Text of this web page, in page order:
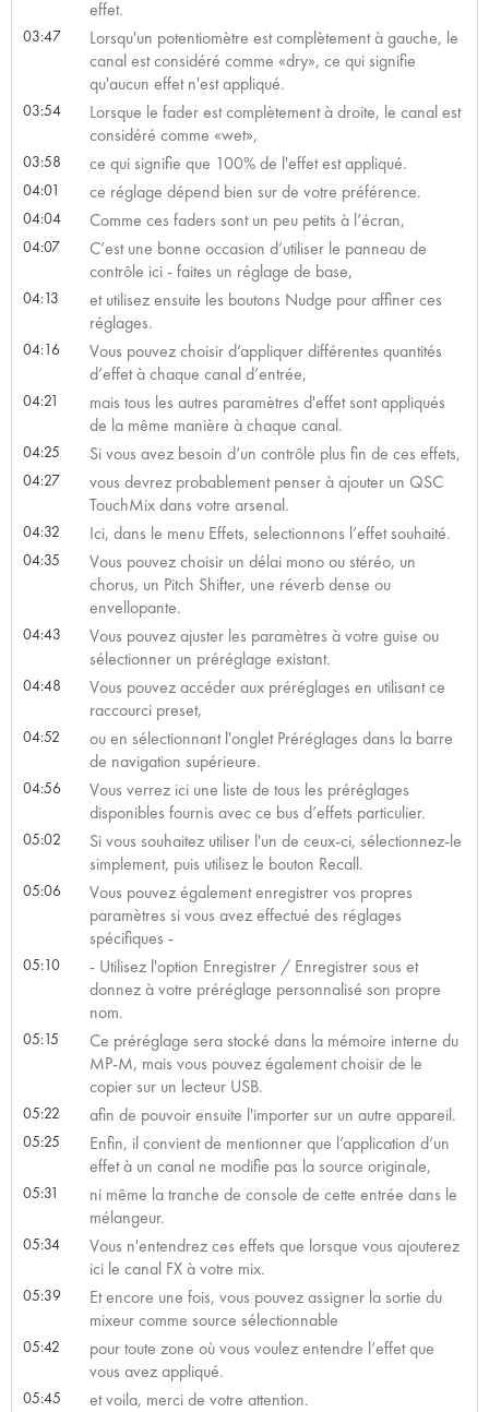
effet.
03:47
Lorsqu'un potentiomètre est complètement à gauche, le
canal est considéré comme «dry», ce qui signifie
qu'aucun effet n'est appliqué.
03:54
Lorsque le fader est complètement à droite, le canal est
considéré comme «wet»,
03:58 ce qui signifie que 100% de l'effet est appliqué.
04:01 ce réglage dépend bien sur de votre préférence.
04:04 Comme ces faders sont un peu petits à l’écran,
04:07
C’est une bonne occasion d’utiliser le panneau de
contrôle ici - faites un réglage de base,
04:13
et utilisez ensuite les boutons Nudge pour affiner ces
réglages.
04:16
Vous pouvez choisir d’appliquer différentes quantités
d’effet à chaque canal d’entrée,
04:21
mais tous les autres paramètres d'effet sont appliqués
de la même manière à chaque canal.
04:25 Si vous avez besoin d’un contrôle plus fin de ces effets,
04:27
vous devrez probablement penser à ajouter un QSC
TouchMix dans votre arsenal.
04:32 Ici, dans le menu Effets, selectionnons l’effet souhaité.
04:35
Vous pouvez choisir un délai mono ou stéréo, un
chorus, un Pitch Shifter, une réverb dense ou
envellopante.
04:43
Vous pouvez ajuster les paramètres à votre guise ou
sélectionner un préréglage existant.
04:48
Vous pouvez accéder aux préréglages en utilisant ce
raccourci preset,
04:52
ou en sélectionnant l'onglet Préréglages dans la barre
de navigation supérieure.
04:56
Vous verrez ici une liste de tous les préréglages
disponibles fournis avec ce bus d’effets particulier.
05:02
Si vous souhaitez utiliser l'un de ceux-ci, sélectionnez-le
simplement, puis utilisez le bouton Recall.
05:06
Vous pouvez également enregistrer vos propres
paramètres si vous avez effectué des réglages
spécifiques -
05:10
- Utilisez l'option Enregistrer / Enregistrer sous et
donnez à votre préréglage personnalisé son propre
nom.
05:15
Ce préréglage sera stocké dans la mémoire interne du
MP-M, mais vous pouvez également choisir de le
copier sur un lecteur USB.
05:22 afin de pouvoir ensuite l'importer sur un autre appareil.
05:25
Enfin, il convient de mentionner que l’application d’un
effet à un canal ne modifie pas la source originale,
05:31
ni même la tranche de console de cette entrée dans le
mélangeur.
05:34
Vous n'entendrez ces effets que lorsque vous ajouterez
ici le canal FX à votre mix.
05:39
Et encore une fois, vous pouvez assigner la sortie du
mixeur comme source sélectionnable
05:42
pour toute zone où vous voulez entendre l’effet que
vous avez appliqué.
05:45 et voila, merci de votre attention.